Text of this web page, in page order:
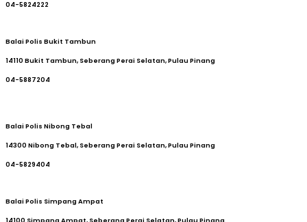
04-5824222
Balai Polis Bukit Tambun
14110 Bukit Tambun, Seberang Perai Selatan, Pulau Pinang
04-5887204
Balai Polis Nibong Tebal
14300 Nibong Tebal, Seberang Perai Selatan, Pulau Pinang
04-5829404
Balai Polis Simpang Ampat